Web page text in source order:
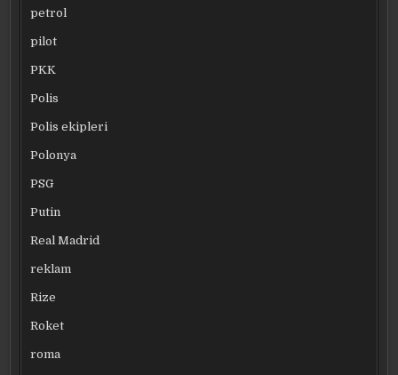
petrol
pilot
PKK
Polis
Polis ekipleri
Polonya
PSG
Putin
Real Madrid
reklam
Rize
Roket
roma